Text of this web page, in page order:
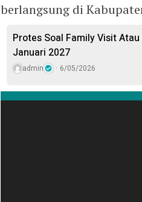
berlangsung di
Protes Soal Family Visit
Januari 2027
admin 6/05/2026